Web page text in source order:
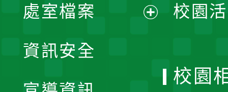
處室檔案
資訊安全
校園
校園